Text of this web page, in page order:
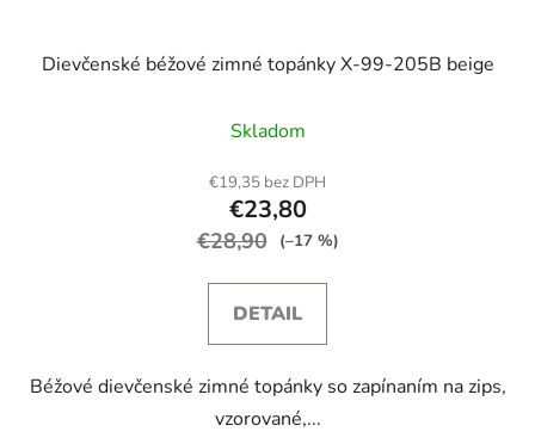
Dievčenské béžové zimné topánky X-99-205B beige
Skladom
€19,35 bez DPH
€23,80
€28,90 (–17 %)
DETAIL
Béžové dievčenské zimné topánky so zapínaním na zips,
vzorované,...